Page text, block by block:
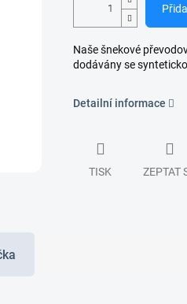
Naše šnekové
dodávány se
Detailní informace
TISK ZEPTAT